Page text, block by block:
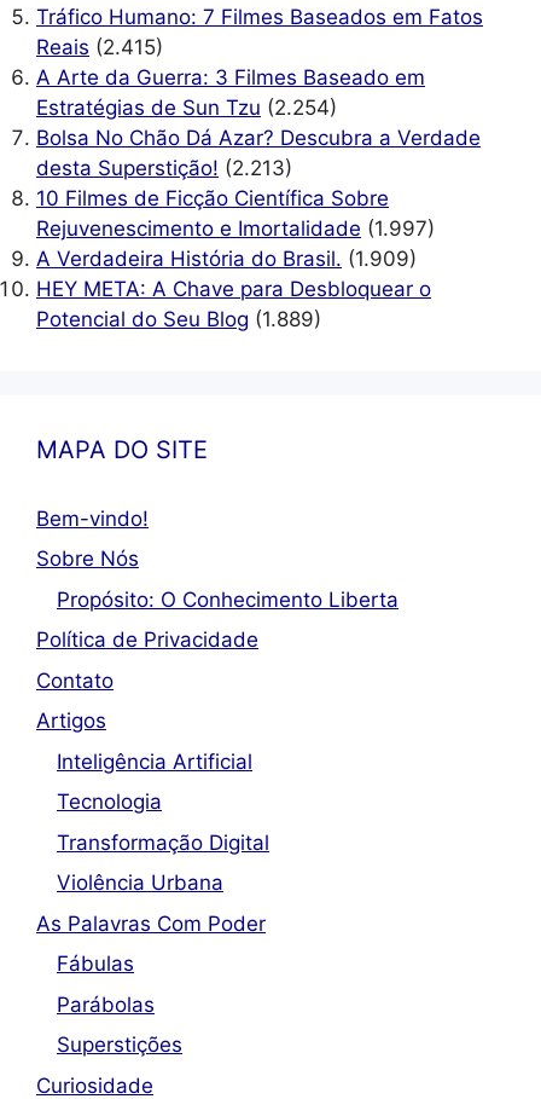
Tráfico Humano: 7 Filmes Baseados em Fatos
Reais (2.415)
A Arte da Guerra: 3 Filmes Baseado em
Estratégias de Sun Tzu (2.254)
Bolsa No Chão Dá Azar? Descubra a Verdade
desta Superstição! (2.213)
10 Filmes de Ficção Científica Sobre
Rejuvenescimento e Imortalidade (1.997)
A Verdadeira História do Brasil. (1.909)
HEY META: A Chave para Desbloquear o
Potencial do Seu Blog (1.889)
MAPA DO SITE
Bem-vindo!
Sobre Nós
Propósito: O Conhecimento Liberta
Política de Privacidade
Contato
Artigos
Inteligência Artificial
Tecnologia
Transformação Digital
Violência Urbana
As Palavras Com Poder
Fábulas
Parábolas
Superstições
Curiosidade